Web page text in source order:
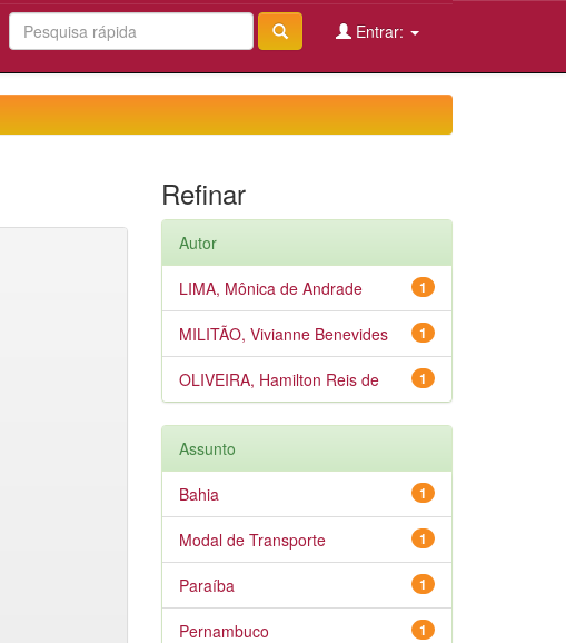
Entrar:
Refinar
Autor
1
LIMA, Mônica de Andrade
1
MILITÃO, Vivianne Benevides
1
OLIVEIRA, Hamilton Reis de
Assunto
1
Bahia
1
Modal de Transporte
1
Paraíba
1
Pernambuco